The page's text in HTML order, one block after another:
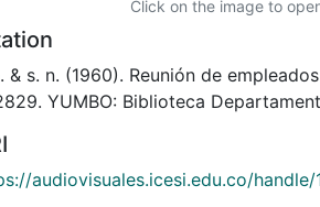
Click on the image to
& s. n. (1960). Reunión de
YUMBO: Biblioteca
audiovisuales.icesi.edu.co/